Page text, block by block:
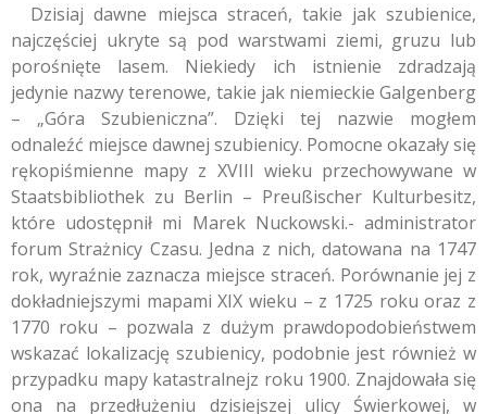
Dzisiaj dawne miejsca straceń, takie jak szubienice,
najczęściej ukryte są pod warstwami ziemi, gruzu lub
porośnięte lasem. Niekiedy ich istnienie zdradzają
jedynie nazwy terenowe, takie jak niemieckie Galgenberg
– „Góra Szubieniczna”. Dzięki tej nazwie mogłem
odnaleźć miejsce dawnej szubienicy. Pomocne okazały się
rękopiśmienne mapy z XVIII wieku przechowywane w
Staatsbibliothek zu Berlin – Preußischer Kulturbesitz,
które udostępnił mi Marek Nuckowski.- administrator
forum Strażnicy Czasu. Jedna z nich, datowana na 1747
rok, wyraźnie zaznacza miejsce straceń. Porównanie jej z
dokładniejszymi mapami XIX wieku – z 1725 roku oraz z
1770 roku – pozwala z dużym prawdopodobieństwem
wskazać lokalizację szubienicy, podobnie jest również w
przypadku mapy katastralnejz roku 1900. Znajdowała się
ona na przedłużeniu dzisiejszej ulicy Świerkowej, w